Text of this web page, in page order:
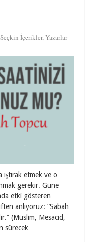
Seçkin İçerikler,Yazarlar
iştirak etmek ve o
gerekir. Güne
etki gösteren
anlıyoruz: “Sabah
(Müslim, Mesacid,
sürecek …